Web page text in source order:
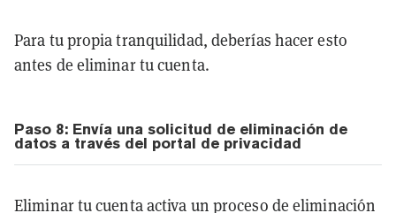
Para tu propia tranquilidad, deberías hacer esto
antes de eliminar tu cuenta.
Paso 8: Envía una solicitud de eliminación de
datos a través del portal de privacidad
Eliminar tu cuenta activa un proceso de eliminación